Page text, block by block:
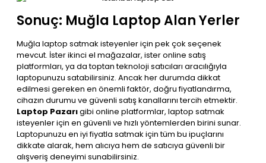
Sonuç: Muğla Laptop Alan Yerler
Muğla laptop satmak isteyenler için pek çok seçenek
mevcut. İster ikinci el mağazalar, ister online satış
platformları, ya da toptan teknoloji satıcıları aracılığıyla
laptopunuzu satabilirsiniz. Ancak her durumda dikkat
edilmesi gereken en önemli faktör, doğru fiyatlandırma,
cihazın durumu ve güvenli satış kanallarını tercih etmektir.
Laptop Pazarıgibi online platformlar, laptop satmak
isteyenler için en güvenli ve hızlı yöntemlerden birini sunar.
Laptopunuzu en iyi fiyatla satmak için tüm bu ipuçlarını
dikkate alarak, hem alıcıya hem de satıcıya güvenli bir
alışveriş deneyimi sunabilirsiniz.